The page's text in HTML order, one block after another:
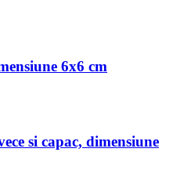
6x6 cm
si capac, dimensiune